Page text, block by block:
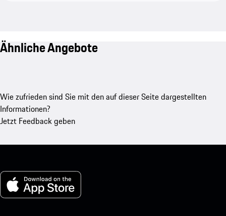
Ähnliche Angebote
Wie zufrieden sind Sie mit den auf dieser Seite dargestellten
Informationen?
Jetzt Feedback geben